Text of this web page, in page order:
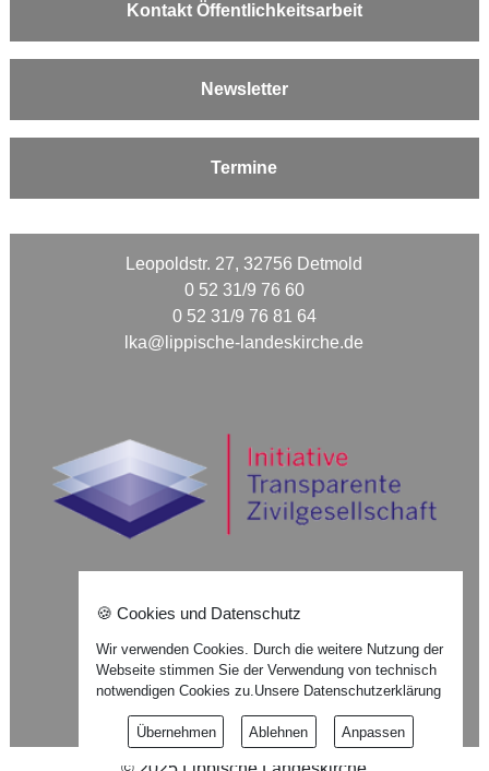
Kontakt Öffentlichkeitsarbeit
Newsletter
Termine
Leopoldstr. 27, 32756 Detmold
0 52 31/9 76 60
0 52 31/9 76 81 64
lka@lippische-landeskirche.de
Impressum
Datenschutzerklärung
🍪 Cookies und Datenschutz
Wir verwenden Cookies. Durch die weitere Nutzung der
Webseite stimmen Sie der Verwendung von technisch
notwendigen Cookies zu.Unsere Datenschutzerklärung
Übernehmen Ablehnen Anpassen